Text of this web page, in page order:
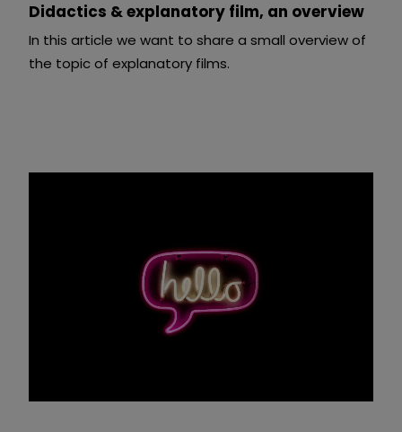
Didactics & explanatory film, an overview
In this article we want to share a small overview of
the topic of explanatory films.